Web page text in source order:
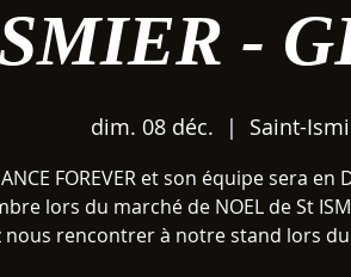
-
dim. 08 déc.
  |
Saint-
FOREVER et son équipe sera
lors du marché de NOEL de St
nous rencontrer à notre stand lors du